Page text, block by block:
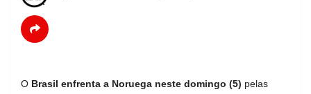
O Brasil enfrenta a Noruega neste domingo (5) pelas